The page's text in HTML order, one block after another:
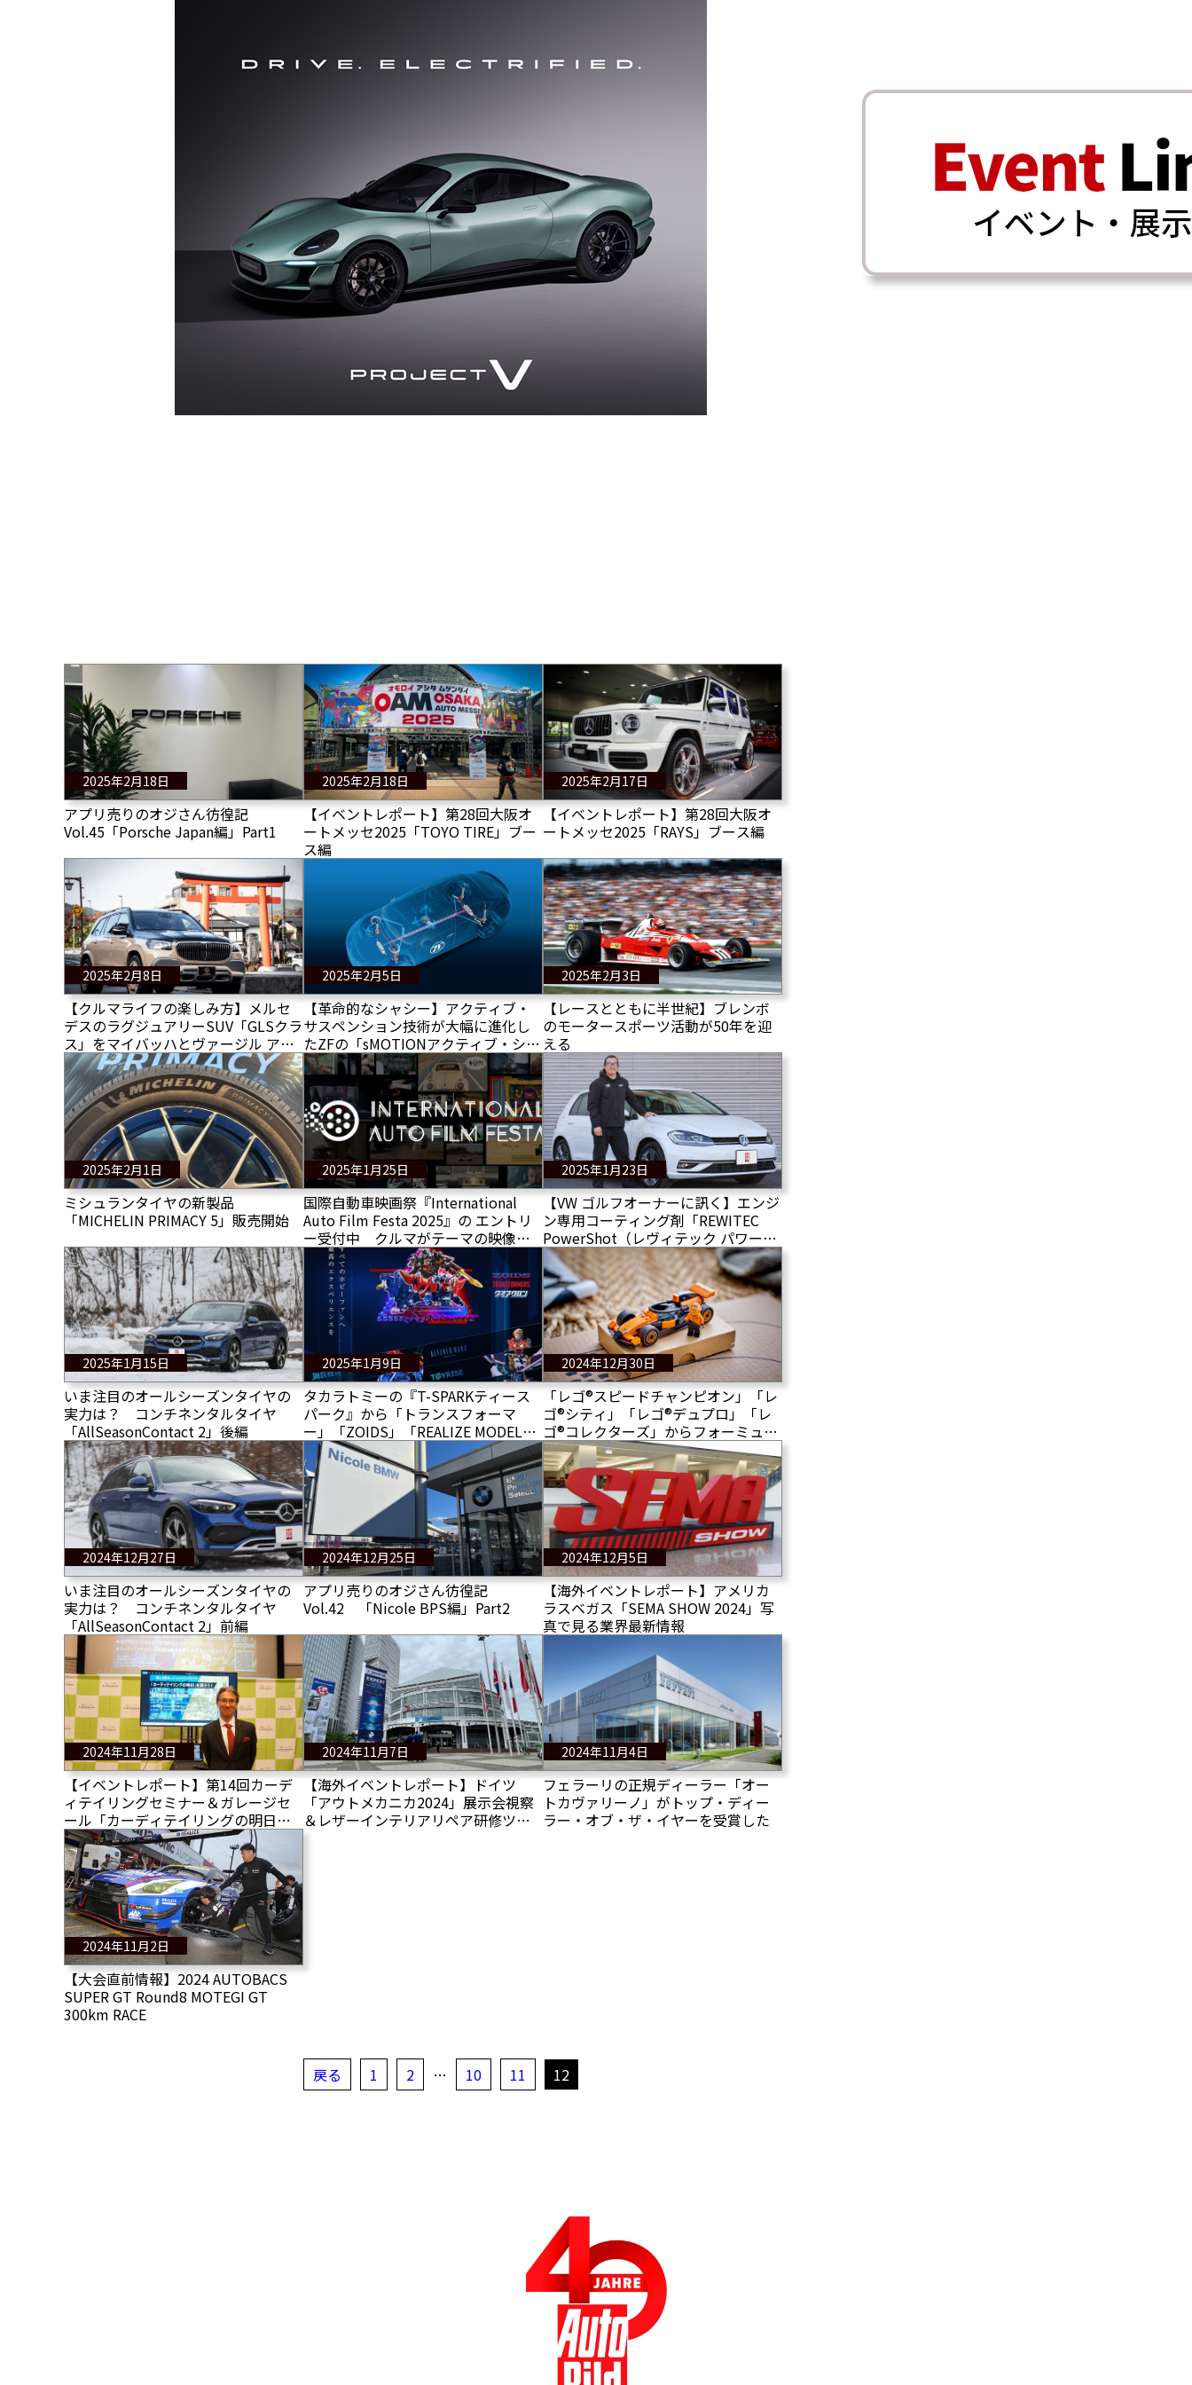
2025年2月18日
アプリ売りのオジさん彷徨記
Vol.45「Porsche Japan編」Part1
2025年2月18日
【イベントレポート】第28回⼤阪オ
ートメッセ2025「TOYO TIRE」ブー
ス編
2025年2月17日
【イベントレポート】第28回⼤阪オ
ートメッセ2025「RAYS」ブース編
2025年2月8日
【クルマライフの楽しみ方】メルセ
デスのラグジュアリーSUV「GLSクラ
ス」をマイバッハとヴァージル アブ
ローによる究極のコラボモデルにカ
スタマイズする
2025年2月5日
【革命的なシャシー】アクティブ・
サスペンション技術が大幅に進化し
たZFの「sMOTIONアクティブ・シャ
シー・ダンパー」の量産開始
2025年2月3日
【レースとともに半世紀】ブレンボ
のモータースポーツ活動が50年を迎
える
2025年2月1日
ミシュランタイヤの新製品
「MICHELIN PRIMACY 5」販売開始
2025年1月25日
国際自動車映画祭『International
Auto Film Festa 2025』の エントリ
ー受付中 クルマがテーマの映像で
あれば誰でも応募可能
2025年1月23日
【VW ゴルフオーナーに訊く】エンジ
ン専用コーティング剤「REWITEC
PowerShot（レヴィテック パワーシ
ョット）」を選ぶ理由 2025〜#1
2025年1月15日
いま注目のオールシーズンタイヤの
実力は？ コンチネンタルタイヤ
「AllSeasonContact 2」後編
2025年1月9日
タカラトミーの『T-SPARKティース
パーク』から「トランスフォーマ
ー」「ZOIDS」「REALIZE MODEL」
の新商品が登場！イベント「T-
SPARK ZONE 2025」で初披露
2024年12月30日
「レゴ®スピードチャンピオン」「レ
ゴ®シティ」「レゴ®デュプロ」「レ
ゴ®コレクターズ」からフォーミュラ
1®参戦全10チームをテーマにした製
品を発売2025年1月1日から販売開始
2024年12月27日
いま注目のオールシーズンタイヤの
実力は？ コンチネンタルタイヤ
「AllSeasonContact 2」前編
2024年12月25日
アプリ売りのオジさん彷徨記
Vol.42 「Nicole BPS編」Part2
2024年12月5日
【海外イベントレポート】アメリカ
ラスベガス「SEMA SHOW 2024」写
真で見る業界最新情報
2024年11月28日
【イベントレポート】第14回カーデ
ィテイリングセミナー＆ガレージセ
ール「カーディテイリングの明日を
語ろう」
2024年11月7日
【海外イベントレポート】ドイツ
「アウトメカニカ2024」展示会視察
＆レザーインテリアリペア研修ツア
ー
2024年11月4日
フェラーリの正規ディーラー「オー
トカヴァリーノ」がトップ・ディー
ラー・オブ・ザ・イヤーを受賞した
2024年11月2日
【大会直前情報】2024 AUTOBACS
SUPER GT Round8 MOTEGI GT
300km RACE
戻る 1 2 … 10 11 12